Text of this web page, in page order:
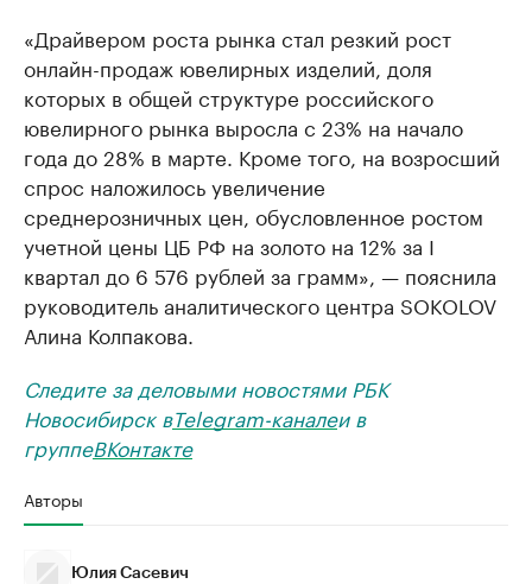
«Драйвером роста рынка стал резкий рост
онлайн-продаж ювелирных изделий, доля
которых в общей структуре российского
ювелирного рынка выросла с 23% на начало
года до 28% в марте. Кроме того, на возросший
спрос наложилось увеличение
среднерозничных цен, обусловленное ростом
учетной цены ЦБ РФ на золото на 12% за I
квартал до 6 576 рублей за грамм», — пояснила
руководитель аналитического центра SOKOLOV
Алина Колпакова.
Следите за деловыми новостями РБК
Новосибирск вTelegram-каналеи в
группеВКонтакте
Авторы
Юлия Сасевич